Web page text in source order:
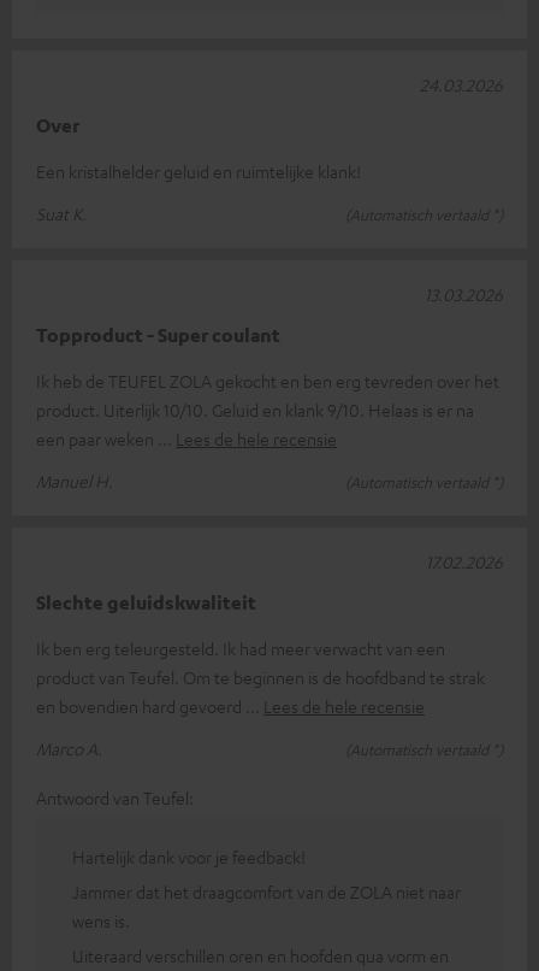
Over
Een kristalhelder geluid en ruimtelijke klank!
Suat K.
(Automatisch vertaald *)
24.03.2026
Topproduct - Super coulant
Ik heb de TEUFEL ZOLA gekocht en ben erg tevreden over het
product. Uiterlijk 10/10. Geluid en klank 9/10. Helaas is er na
een paar weken
Lees de hele recensie
Manuel H.
(Automatisch vertaald *)
13.03.2026
Slechte geluidskwaliteit
Ik ben erg teleurgesteld. Ik had meer verwacht van een
product van Teufel. Om te beginnen is de hoofdband te strak
en bovendien hard gevoerd
Lees de hele recensie
Marco A.
(Automatisch vertaald *)
17.02.2026
Antwoord van Teufel:
Hartelijk dank voor je feedback!
Jammer dat het draagcomfort van de ZOLA niet naar
wens is.
Uiteraard verschillen oren en hoofden qua vorm en